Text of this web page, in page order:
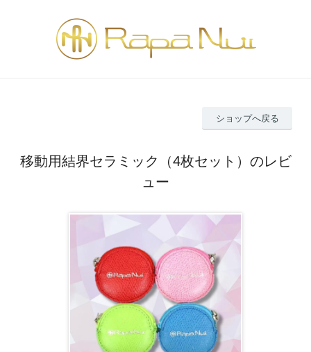
ショップへ戻る
移動用結界セラミック（4枚セット）のレビ
ュー